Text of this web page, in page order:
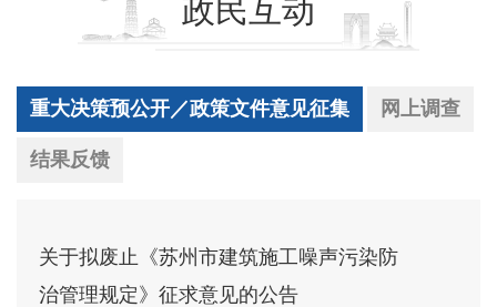
政民互动
重大决策预公开／政策文件意见征集 网上调查
结果反馈
关于拟废止《苏州市建筑施工噪声污染防
治管理规定》征求意见的公告